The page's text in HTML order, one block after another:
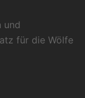
und
für die Wölfe